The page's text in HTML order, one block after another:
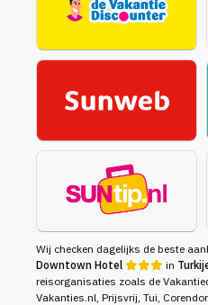
Wij checken dagelijks de beste
Downtown Hotel
in
reisorganisaties zoals de
Vakanties.nl, Prijsvrij, Tui,